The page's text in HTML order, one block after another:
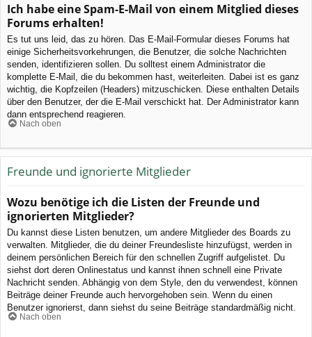
Ich habe eine Spam-E-Mail von einem Mitglied dieses
Forums erhalten!
Es tut uns leid, das zu hören. Das E-Mail-Formular dieses Forums hat
einige Sicherheitsvorkehrungen, die Benutzer, die solche Nachrichten
senden, identifizieren sollen. Du solltest einem Administrator die
komplette E-Mail, die du bekommen hast, weiterleiten. Dabei ist es ganz
wichtig, die Kopfzeilen (Headers) mitzuschicken. Diese enthalten Details
über den Benutzer, der die E-Mail verschickt hat. Der Administrator kann
dann entsprechend reagieren.
Nach oben
Freunde und ignorierte Mitglieder
Wozu benötige ich die Listen der Freunde und
ignorierten Mitglieder?
Du kannst diese Listen benutzen, um andere Mitglieder des Boards zu
verwalten. Mitglieder, die du deiner Freundesliste hinzufügst, werden in
deinem persönlichen Bereich für den schnellen Zugriff aufgelistet. Du
siehst dort deren Onlinestatus und kannst ihnen schnell eine Private
Nachricht senden. Abhängig von dem Style, den du verwendest, können
Beiträge deiner Freunde auch hervorgehoben sein. Wenn du einen
Benutzer ignorierst, dann siehst du seine Beiträge standardmäßig nicht.
Nach oben